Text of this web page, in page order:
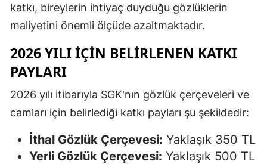
katkı, bireylerin ihtiyaç duyduğu gözlüklerin
maliyetini önemli ölçüde azaltmaktadır.
2026 YILI İÇIN BELIRLENEN KATKI
PAYLARI
2026 yılı itibarıyla SGK'nın gözlük çerçeveleri ve
camları için belirlediği katkı payları şu şekildedir:
İthal Gözlük Çerçevesi: Yaklaşık 350 TL
Yerli Gözlük Çerçevesi: Yaklaşık 500 TL